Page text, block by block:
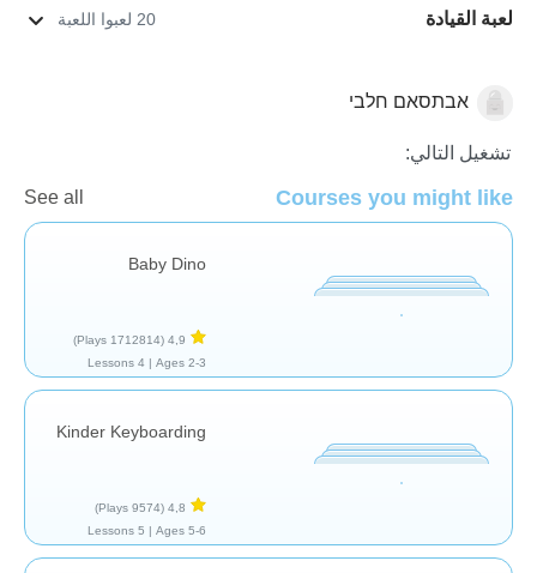
لعبة القيادة 20 لعبوا اللعبة
אבתסאם חלבי
تشغيل التالي:
Courses you might like
See all
Baby Dino
4,9
(1712814 Plays)
Ages 2-3 |
4 Lessons
Kinder Keyboarding
4,8
(9574 Plays)
Ages 5-6 |
5 Lessons